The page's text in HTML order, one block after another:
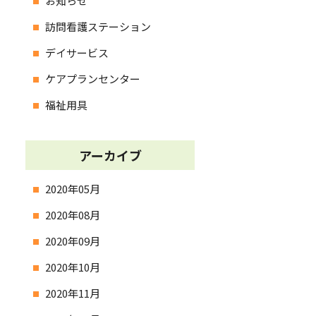
訪問看護ステーション
デイサービス
ケアプランセンター
福祉用具
アーカイブ
2020年05月
2020年08月
2020年09月
2020年10月
2020年11月